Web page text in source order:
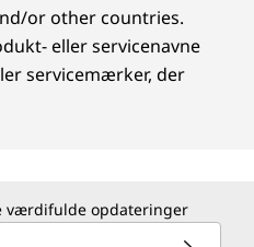
or other countries.
eller servicenavne
servicemærker, der
værdifulde opdateringer